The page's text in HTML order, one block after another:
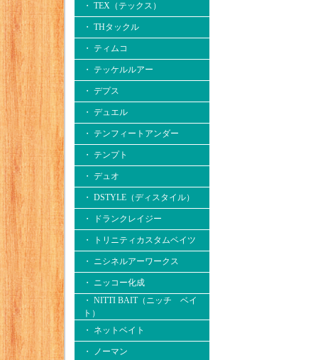
・ TEX（テックス）
・ THタックル
・ ティムコ
・ テッケルルアー
・ デプス
・ デュエル
・ テンフィートアンダー
・ テンプト
・ デュオ
・ DSTYLE（ディスタイル）
・ ドランクレイジー
・ トリニティカスタムベイツ
・ ニシネルアーワークス
・ ニッコー化成
・ NITTI BAIT（ニッチ ベイ
ト）
・ ネットベイト
・ ノーマン